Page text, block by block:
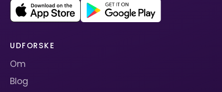
UDFORSKE
Om
Blog